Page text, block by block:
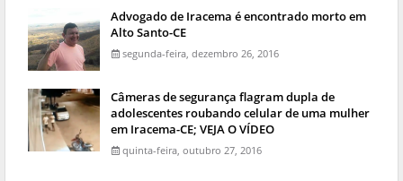
Advogado de Iracema é encontrado morto em
Alto Santo-CE
segunda-feira, dezembro 26, 2016
Câmeras de segurança flagram dupla de
adolescentes roubando celular de uma mulher
em Iracema-CE; VEJA O VÍDEO
quinta-feira, outubro 27, 2016